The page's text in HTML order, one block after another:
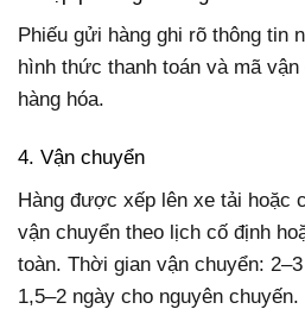
Phiếu gửi hàng ghi rõ thông tin
hình thức thanh toán và mã
hàng hóa.
4. Vận chuyển
Hàng được xếp lên xe tải hoặc
vận chuyển theo lịch cố định
toàn. Thời gian vận chuyển:
1,5–2 ngày cho nguyên chuyến.